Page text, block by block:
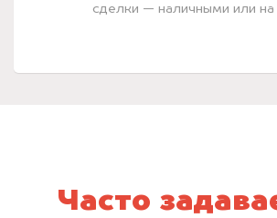
сделки — наличными или на
Часто